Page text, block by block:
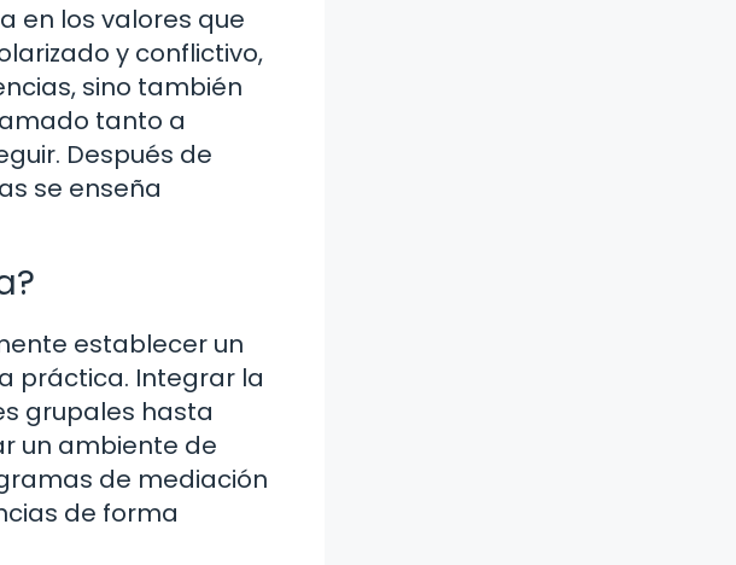
en los valores que
y conflictivo,
sino también
tanto a
Después de
se enseña
establecer un
práctica. Integrar la
grupales hasta
un ambiente de
de mediación
de forma